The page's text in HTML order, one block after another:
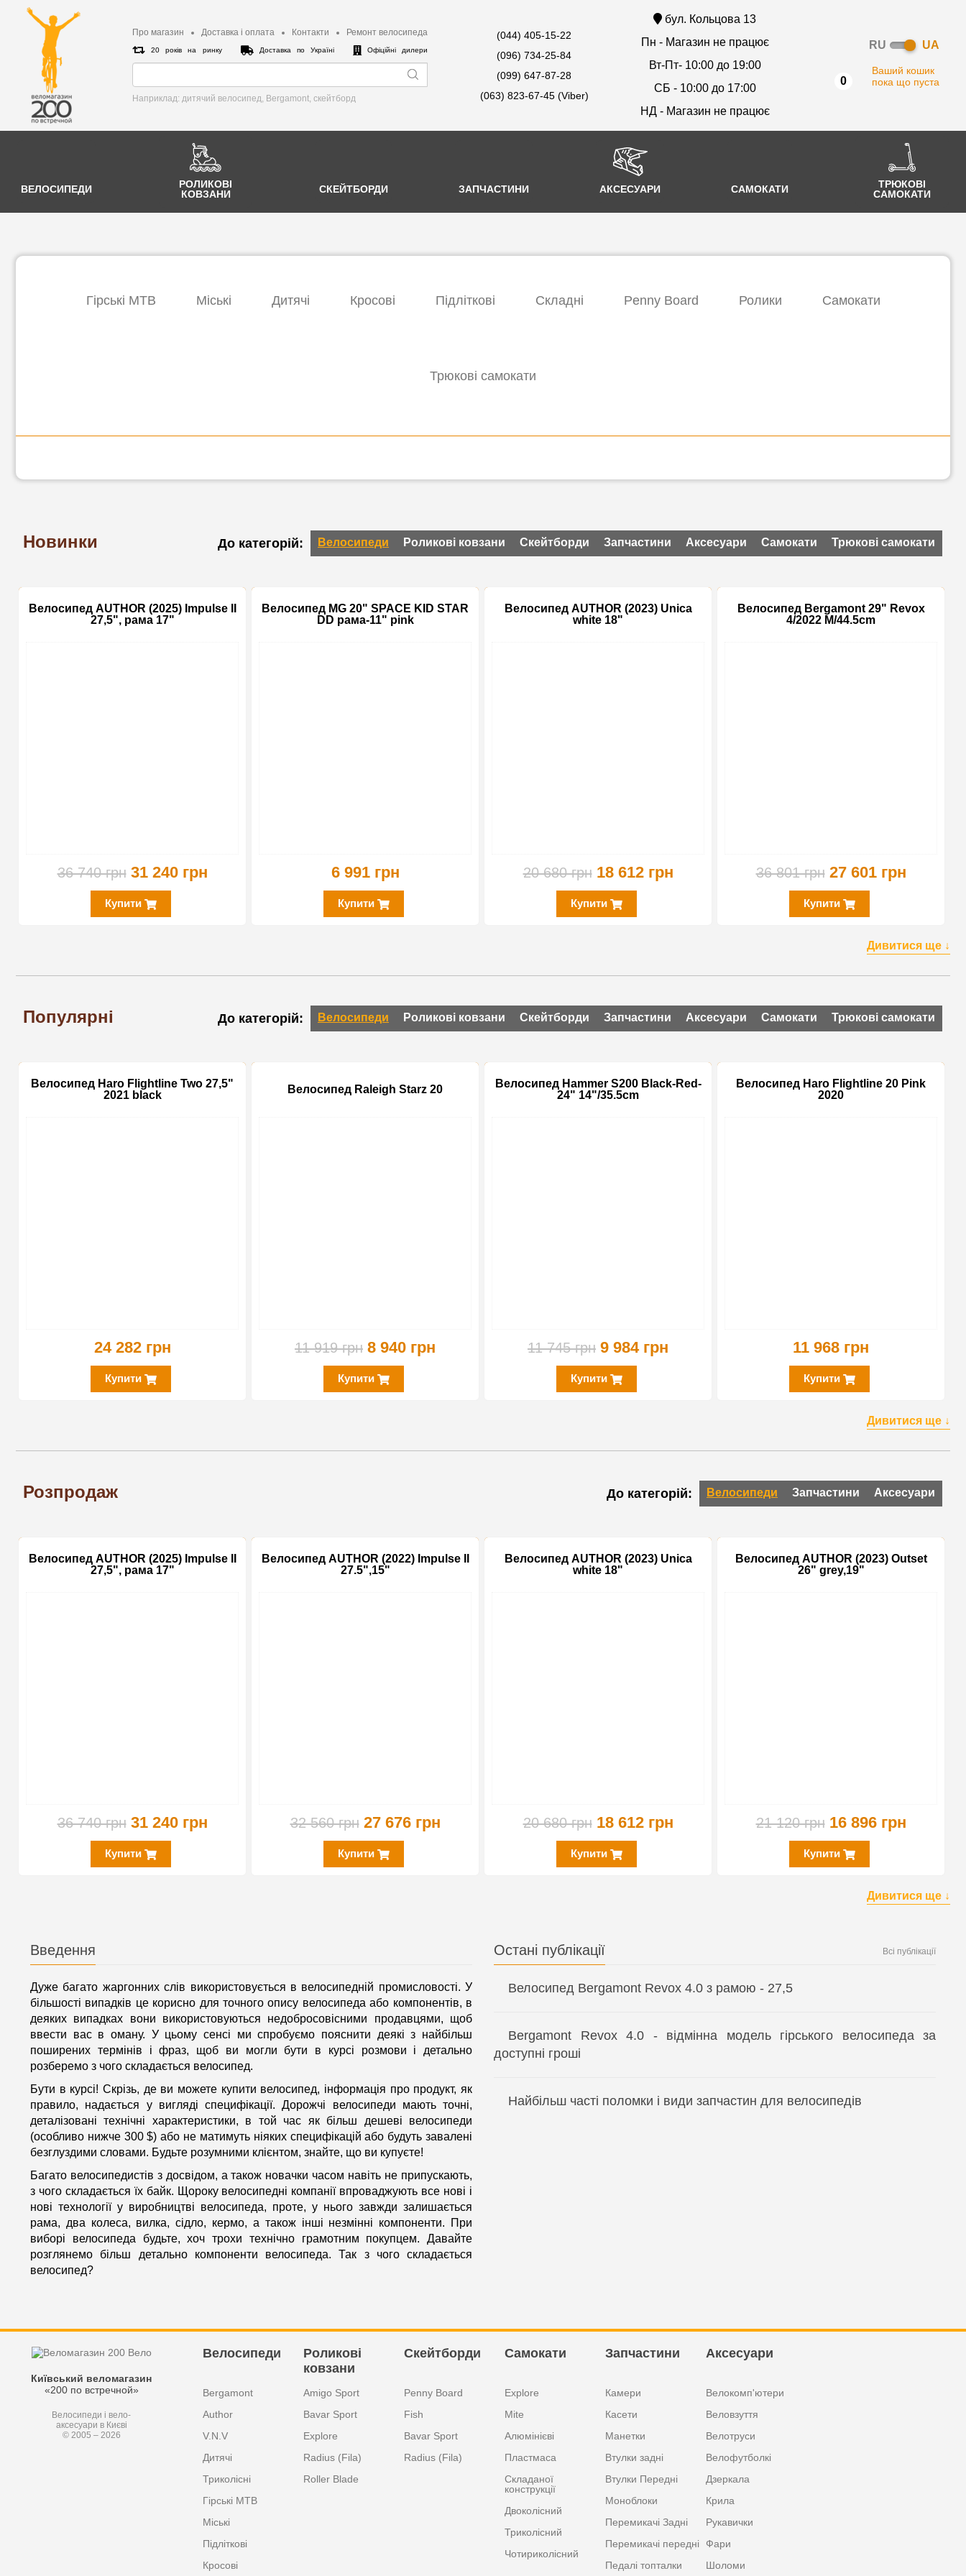
Про магазин Доставка і оплата Контакти Ремонт велосипеда
20 років на ринку Доставка по Україні Офіційні дилери
Наприклад: дитячий велосипед, Bergamont, cкейтборд
(044) 405-15-22
(096) 734-25-84
(099) 647-87-28
(063) 823-67-45 (Viber)
бул. Кольцова 13
Пн - Магазин не працює
Вт-Пт- 10:00 до 19:00
СБ - 10:00 до 17:00
НД - Магазин не працює
RU UA
0
Ваший кошик
пока що пуста
ВЕЛОСИПЕДИ
РОЛИКОВІ
КОВЗАНИ
СКЕЙТБОРДИ ЗАПЧАСТИНИ АКСЕСУАРИ САМОКАТИ
ТРЮКОВІ
САМОКАТИ
Гірські МТВ Міські Дитячі Кросові Підліткові Складні Penny Board Ролики Самокати
Трюкові самокати
Новинки Велосипеди Роликові ковзани Скейтборди Запчастини Аксесуари Самокати Трюкові самокати
Велосипед AUTHOR (2025) Impulse II
27,5", рама 17"
36 740 грн 31 240 грн
Купити
Велосипед MG 20" SPACE KID STAR
DD рама-11" pink
6 991 грн
Купити
Велосипед AUTHOR (2023) Unica
white 18"
20 680 грн 18 612 грн
Купити
Велосипед Bergamont 29" Revox
4/2022 M/44.5cm
36 801 грн 27 601 грн
Купити
Дивитися ще ↓
Популярні Велосипеди Роликові ковзани Скейтборди Запчастини Аксесуари Самокати Трюкові самокати
Велосипед Haro Flightline Two 27,5"
2021 black
24 282 грн
Купити
Велосипед Raleigh Starz 20
11 919 грн 8 940 грн
Купити
Велосипед Hammer S200 Black-Red-
24" 14"/35.5cm
11 745 грн 9 984 грн
Купити
Велосипед Haro Flightline 20 Pink
2020
11 968 грн
Купити
Дивитися ще ↓
Розпродаж Велосипеди Запчастини Аксесуари
Велосипед AUTHOR (2025) Impulse II
27,5", рама 17"
36 740 грн 31 240 грн
Купити
Велосипед AUTHOR (2022) Impulse II
27.5",15"
32 560 грн 27 676 грн
Купити
Велосипед AUTHOR (2023) Unica
white 18"
20 680 грн 18 612 грн
Купити
Велосипед AUTHOR (2023) Outset
26" grey,19"
21 120 грн 16 896 грн
Купити
Дивитися ще ↓
Введення
Дуже багато жаргонних слів використовується в велосипедній промисловості. У
більшості випадків це корисно для точного опису велосипеда або компонентів, в
деяких випадках вони використовуються недобросовісними продавцями, щоб
ввести вас в оману. У цьому сенсі ми спробуємо пояснити деякі з найбільш
поширених термінів і фраз, щоб ви могли бути в курсі розмови і детально
розберемо з чого складається велосипед.
Бути в курсі! Скрізь, де ви можете купити велосипед, інформація про продукт, як
правило, надається у вигляді специфікації. Дорожчі велосипеди мають точні,
деталізовані технічні характеристики, в той час як більш дешеві велосипеди
(особливо нижче 300 $) або не матимуть ніяких специфікацій або будуть завалені
безглуздими словами. Будьте розумними клієнтом, знайте, що ви купуєте!
Багато велосипедистів з досвідом, а також новачки часом навіть не припускають,
з чого складається їх байк. Щороку велосипедні компанії впроваджують все нові і
нові технології у виробництві велосипеда, проте, у нього завжди залишається
рама, два колеса, вилка, сідло, кермо, а також інші незмінні компоненти. При
виборі велосипеда будьте, хоч трохи технічно грамотним покупцем. Давайте
розглянемо більш детально компоненти велосипеда. Так з чого складається
велосипед?
Остані публікації Всі публікації
Велосипед Bergamont Revox 4.0 з рамою - 27,5
Bergamont Revox 4.0 - відмінна модель гірського велосипеда за
доступні гроші
Найбільш часті поломки і види запчастин для велосипедів
Київський веломагазин
«200 по встречной»
Велосипеди і вело-
аксесуари в Києві
© 2005 – 2026
Велосипеди
Bergamont
Author
V.N.V
Дитячі
Триколісні
Гірські MTB
Міські
Підліткові
Кросові
Роликові
ковзани
Amigo Sport
Bavar Sport
Explore
Radius (Fila)
Roller Blade
Скейтборди
Penny Board
Fish
Bavar Sport
Radius (Fila)
Самокати
Explore
Mite
Алюмінієві
Пластмаса
Складаної
конструкції
Двоколісний
Триколісний
Чотириколісний
Запчастини
Камери
Касети
Манетки
Втулки задні
Втулки Передні
Моноблоки
Перемикачі Задні
Перемикачі передні
Педалі топталки
Аксесуари
Велокомп'ютери
Веловзуття
Велотруси
Велофутболкі
Дзеркала
Крила
Рукавички
Фари
Шоломи